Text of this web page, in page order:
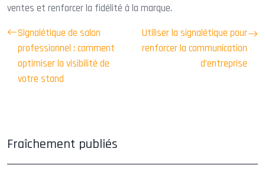
ventes et renforcer la fidélité à la marque.
Signalétique de salon
professionnel : comment
optimiser la visibilité de
votre stand
Utiliser la signalétique pour
renforcer la communication
d’entreprise
Fraîchement publiés